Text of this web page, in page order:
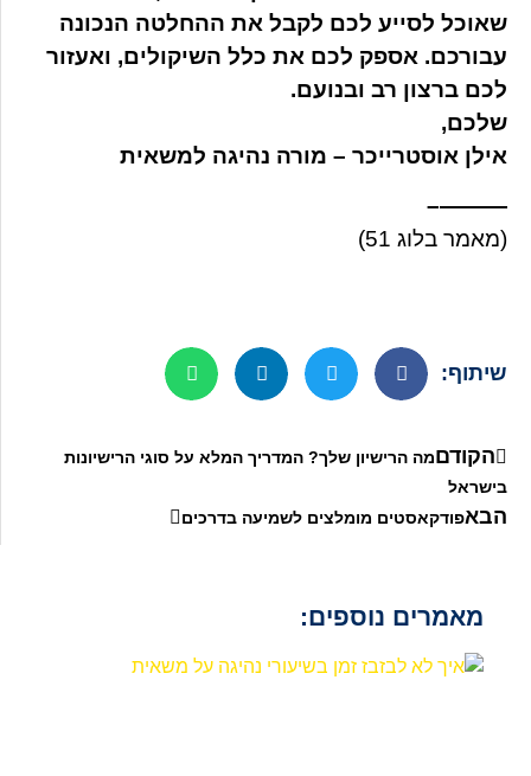
שאוכל לסייע לכם לקבל את ההחלטה הנכונה
עבורכם. אספק לכם את כלל השיקולים, ואעזור
לכם ברצון רב ובנועם.
שלכם,
אילן אוסטרייכר – מורה נהיגה למשאית
———–
(מאמר בלוג 51)
שיתוף:
הקודםמה הרישיון שלך? המדריך המלא על סוגי הרישיונות
בישראל
הבאפודקאסטים מומלצים לשמיעה בדרכים
מאמרים נוספים: